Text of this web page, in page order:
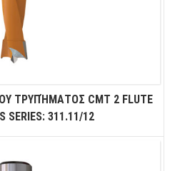
ΤΡΥΠΉΜΑΤΟΣ CMT 2 FLUTE
SERIES: 311.11/12